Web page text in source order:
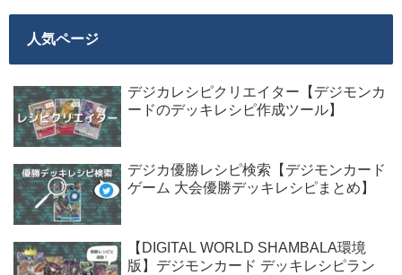
人気ページ
デジカレシピクリエイター【デジモンカ
ードのデッキレシピ作成ツール】
デジカ優勝レシピ検索【デジモンカード
ゲーム 大会優勝デッキレシピまとめ】
【DIGITAL WORLD SHAMBALA環境
版】デジモンカード デッキレシピラン